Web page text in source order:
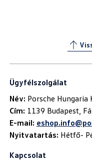
Ügyfélszolgálat
Név:
Cím:
E-mail:
Nyitvatartás: Hétfő-
Kapcsolat